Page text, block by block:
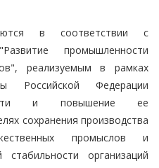
в соответствии с
промышленности
реализуемым в рамках
Российской Федерации
и повышение ее
сохранения производства
промыслов и
стабильности организаций